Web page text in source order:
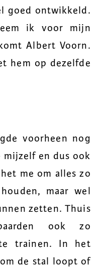
goed ontwikkeld.
ik voor mijn
Albert Voorn.
hem op dezelfde
voorheen nog
en dus ook
me om alles zo
maar wel
zetten. Thuis
ook zo
trainen. In het
de stal loopt of